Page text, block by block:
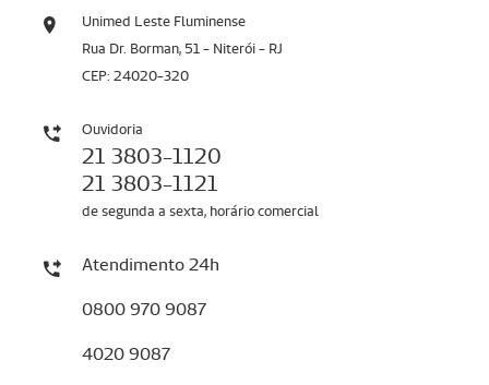
Unimed Leste Fluminense
Rua Dr. Borman, 51 - Niterói - RJ
CEP: 24020-320
Ouvidoria
21 3803-1120
21 3803-1121
de segunda a sexta, horário comercial
Atendimento 24h
0800 970 9087
4020 9087